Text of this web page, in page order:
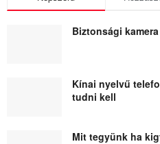
Biztonsági
Kínai nyelvű
tudni kell
Mit tegyünk ha